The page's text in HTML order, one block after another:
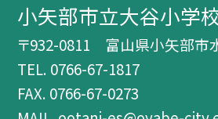
小矢部市立大谷小学
〒932-0811 富山県小矢部市
TEL. 0766-67-1817
FAX. 0766-67-0273